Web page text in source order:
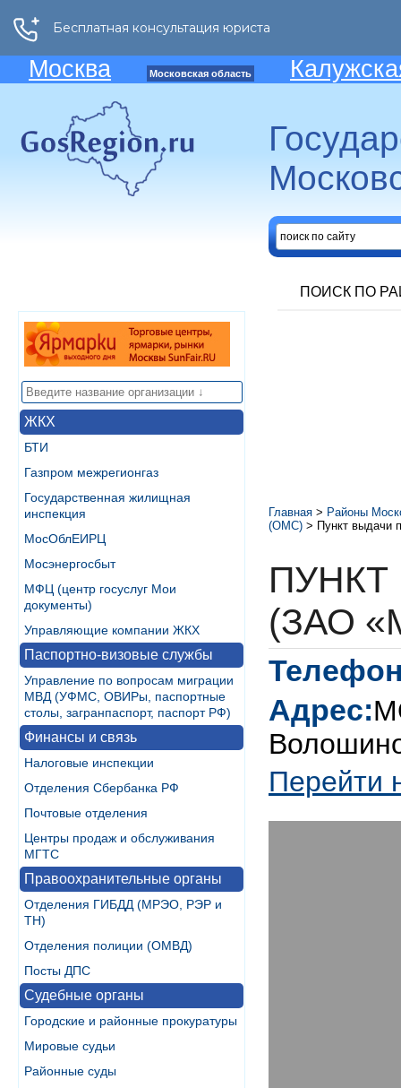
Москва Московская область
ПОИСК ПО
ЖКХ
БТИ
Газпром межрегионгаз
Государственная жилищная
инспекция
МосОблЕИРЦ
Мосэнергосбыт
МФЦ (центр госуслуг Мои
документы)
Управляющие компании ЖКХ
Паспортно-визовые службы
Управление по вопросам миграции
МВД (УФМС, ОВИРы, паспортные
столы, загранпаспорт, паспорт РФ)
Финансы и связь
Налоговые инспекции
Отделения Сбербанка РФ
Почтовые отделения
Центры продаж и обслуживания
МГТС
Правоохранительные органы
Отделения ГИБДД (МРЭО, РЭР и
ТН)
Отделения полиции (ОМВД)
Посты ДПС
Судебные органы
Городские и районные прокуратуры
Мировые судьи
Районные суды
Главная > Районы
(ОМС) > Пункт
(ЗАО
Адрес:
Перейти